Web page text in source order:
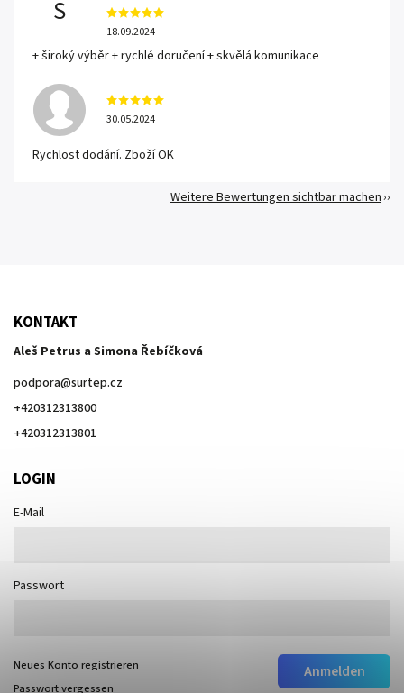
S
18.09.2024
+ široký výběr + rychlé doručení + skvělá komunikace
30.05.2024
Rychlost dodání. Zboží OK
Weitere Bewertungen sichtbar machen
KONTAKT
Aleš Petrus a Simona Řebíčková
podpora@surtep.cz
+420312313800
+420312313801
LOGIN
E-Mail
Passwort
Anmelden
Neues Konto registrieren
Passwort vergessen